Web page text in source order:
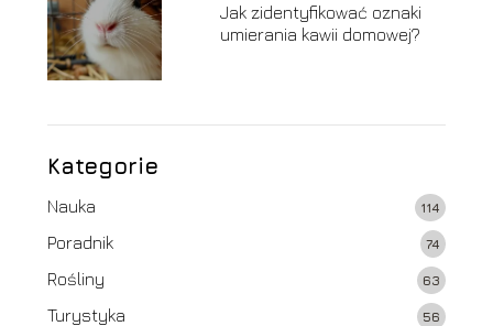
Jak zidentyfikować oznaki
umierania kawii domowej?
Kategorie
Nauka 114
Poradnik 74
Rośliny 63
Turystyka 56